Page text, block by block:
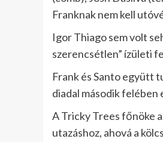
Franknak nem kell
Igor Thiago sem volt
szerencsétlen” ízületi
Frank és Santo együtt
diadal második felében
A Tricky Trees főnöke
utazáshoz, ahová a